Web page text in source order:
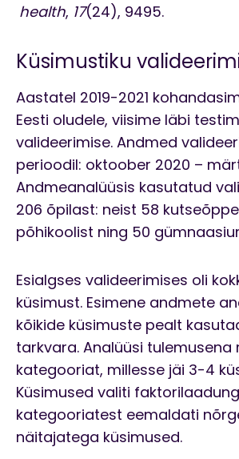
health, 17(24), 9495.
Küsimustiku
Aastatel 2019-2021
Eesti oludele, viisime läbi
valideerimise. Andmed
perioodil: oktoober 2020 –
Andmeanalüüsis kasutatud
206 õpilast: neist 58
põhikoolist ning 50
Esialgses valideerimises oli
küsimust. Esimene andmete
kõikide küsimuste pealt
tarkvara. Analüüsi
kategooriat, millesse jäi 3-4
Küsimused valiti
kategooriatest eemaldati
näitajatega küsimused.